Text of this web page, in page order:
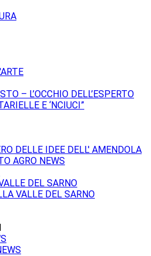
– L’OCCHIO DELL’ESPERTO
E ‘NCIUCI”
DELLE IDEE DELL' AMENDOLA
AGRO NEWS
DEL SARNO
VALLE DEL SARNO